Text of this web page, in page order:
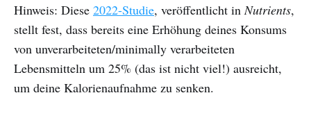
Hinweis: Diese 2022-Studie, veröffentlicht inNutrients,
stellt fest, dass bereits eine Erhöhung deines Konsums
von unverarbeiteten/minimally verarbeiteten
Lebensmitteln um 25% (das ist nicht viel!) ausreicht,
um deine Kalorienaufnahme zu senken.